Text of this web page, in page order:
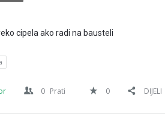
cipela ako radi na bausteli
0 Prati 0 DIJELI